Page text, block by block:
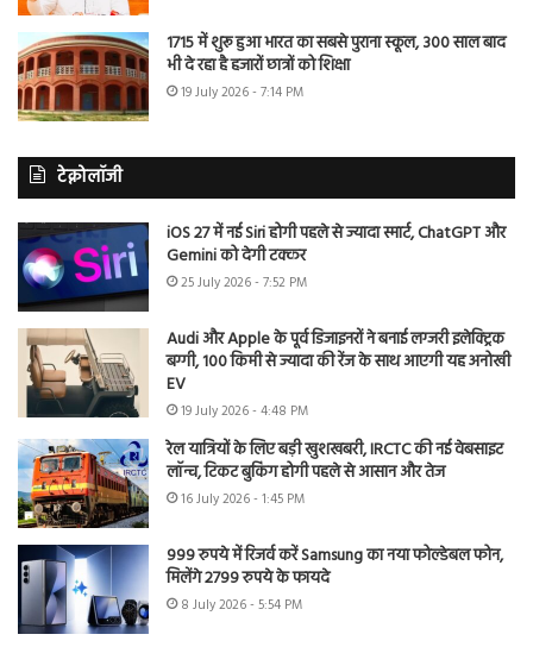
1715 में शुरू हुआ भारत का सबसे पुराना स्कूल, 300 साल बाद
भी दे रहा है हजारों छात्रों को शिक्षा
19 July 2026 - 7:14 PM
टेक्नोलॉजी
iOS 27 में नई Siri होगी पहले से ज्यादा स्मार्ट, ChatGPT और
Gemini को देगी टक्कर
25 July 2026 - 7:52 PM
Audi और Apple के पूर्व डिजाइनरों ने बनाई लग्जरी इलेक्ट्रिक
बग्गी, 100 किमी से ज्यादा की रेंज के साथ आएगी यह अनोखी
EV
19 July 2026 - 4:48 PM
रेल यात्रियों के लिए बड़ी खुशखबरी, IRCTC की नई वेबसाइट
लॉन्च, टिकट बुकिंग होगी पहले से आसान और तेज
16 July 2026 - 1:45 PM
999 रुपये में रिजर्व करें Samsung का नया फोल्डेबल फोन,
मिलेंगे 2799 रुपये के फायदे
8 July 2026 - 5:54 PM